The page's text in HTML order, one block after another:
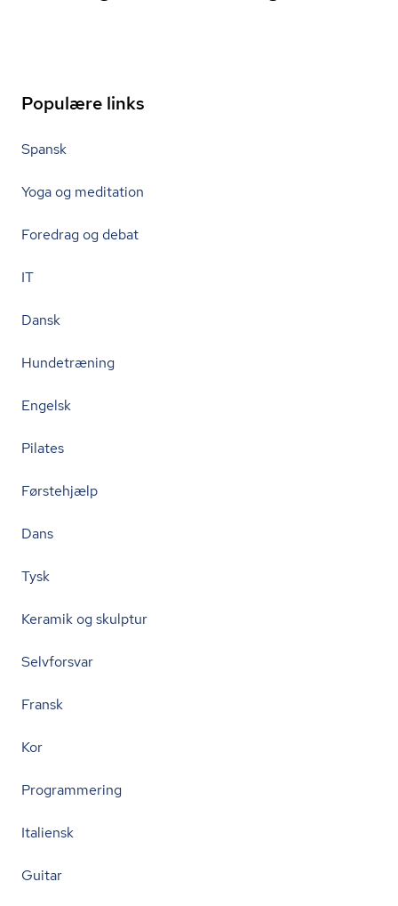
Populære links
Spansk
Yoga og meditation
Foredrag og debat
IT
Dansk
Hundetræning
Engelsk
Pilates
Førstehjælp
Dans
Tysk
Keramik og skulptur
Selvforsvar
Fransk
Kor
Programmering
Italiensk
Guitar